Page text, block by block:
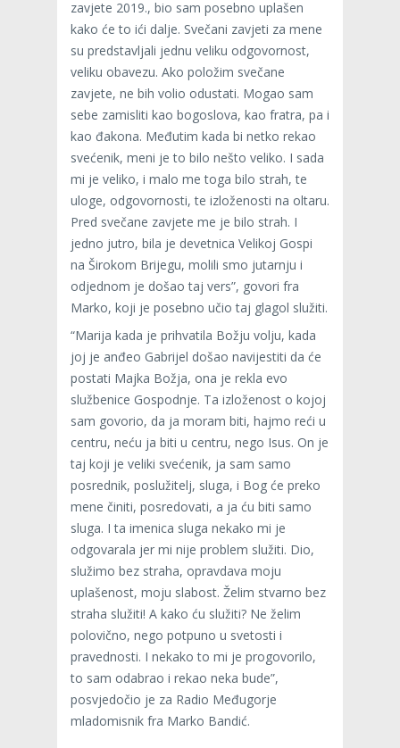
zavjete 2019., bio sam posebno uplašen
kako će to ići dalje. Svečani zavjeti za mene
su predstavljali jednu veliku odgovornost,
veliku obavezu. Ako položim svečane
zavjete, ne bih volio odustati. Mogao sam
sebe zamisliti kao bogoslova, kao fratra, pa i
kao đakona. Međutim kada bi netko rekao
svećenik, meni je to bilo nešto veliko. I sada
mi je veliko, i malo me toga bilo strah, te
uloge, odgovornosti, te izloženosti na oltaru.
Pred svečane zavjete me je bilo strah. I
jedno jutro, bila je devetnica Velikoj Gospi
na Širokom Brijegu, molili smo jutarnju i
odjednom je došao taj vers”, govori fra
Marko, koji je posebno učio taj glagol služiti.
“Marija kada je prihvatila Božju volju, kada
joj je anđeo Gabrijel došao navijestiti da će
postati Majka Božja, ona je rekla evo
službenice Gospodnje. Ta izloženost o kojoj
sam govorio, da ja moram biti, hajmo reći u
centru, neću ja biti u centru, nego Isus. On je
taj koji je veliki svećenik, ja sam samo
posrednik, poslužitelj, sluga, i Bog će preko
mene činiti, posredovati, a ja ću biti samo
sluga. I ta imenica sluga nekako mi je
odgovarala jer mi nije problem služiti. Dio,
služimo bez straha, opravdava moju
uplašenost, moju slabost. Želim stvarno bez
straha služiti! A kako ću služiti? Ne želim
polovično, nego potpuno u svetosti i
pravednosti. I nekako to mi je progovorilo,
to sam odabrao i rekao neka bude”,
posvjedočio je za Radio Međugorje
mladomisnik fra Marko Bandić.